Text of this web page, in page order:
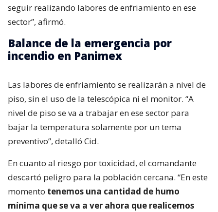
seguir realizando labores de enfriamiento en ese
sector”, afirmó.
Balance de la emergencia por
incendio en Panimex
Las labores de enfriamiento se realizarán a nivel de
piso, sin el uso de la telescópica ni el monitor. “A
nivel de piso se va a trabajar en ese sector para
bajar la temperatura solamente por un tema
preventivo”, detalló Cid.
En cuanto al riesgo por toxicidad, el comandante
descartó peligro para la población cercana. “En este
momento tenemos una cantidad de humo
mínima que se va a ver ahora que realicemos